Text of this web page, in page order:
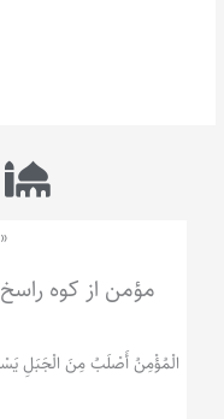
مؤمن از کوه راسخ
الْمُؤْمِنُ‌ أَصْلَبُ‌ مِنَ‌ الْجَبَلِ‌